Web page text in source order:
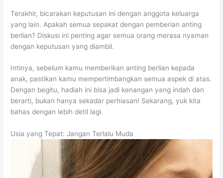
Terakhir, bicarakan keputusan ini dengan anggota keluarga
yang lain. Apakah semua sepakat dengan pemberian anting
berlian? Diskusi ini penting agar semua orang merasa nyaman
dengan keputusan yang diambil.
Intinya, sebelum kamu memberikan anting berlian kepada
anak, pastikan kamu mempertimbangkan semua aspek di atas.
Dengan begitu, hadiah ini bisa jadi kenangan yang indah dan
berarti, bukan hanya sekadar perhiasan! Sekarang, yuk kita
bahas dengan lebih detil lagi.
Usia yang Tepat: Jangan Terlalu Muda